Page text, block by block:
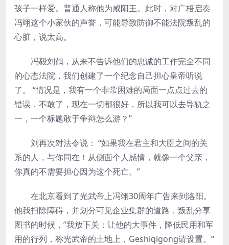
孩子一样爱。普通人称他为咸阳王。此时，对广梧启奏
冯翊这个小家伙的声誉，可能导致防御不能法院叛乱的
心脏，说太高。
冯毅刘鹤，从来不告诉他们的忠诚的工作完全不同
的心态法院，我们创建了一个纪念自己担心皇帝听说
了。 “情况是，我有一个非常困难的局面一点点过去的
错误，不敢了，现在一切都很好，所以我可以去导轨之
一，一个标题敢于争辩怎么游？”
刘再次对法令说： “如果我在君主和大臣之间的关
系的人，与你同在！从侧面个人感情，就像一个父亲，
你真的不需要担心因为这个死亡。”
在北京看到了光武帝上冯翊30周年广告来到洛阳。
他我扫除障碍，并划分可见企业集群的道路，叛乱分享
图书的时候，”我放下关：让他的大事件，降低民用和军
用的行列，称光武帝的土地上，Geshiqigong请设置。“